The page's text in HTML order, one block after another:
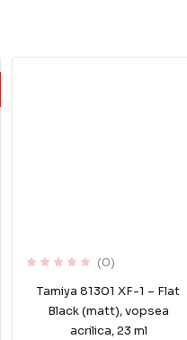
(0)
Tamiya 81301 XF-1 – Flat
Black (matt), vopsea
acrilica, 23 ml